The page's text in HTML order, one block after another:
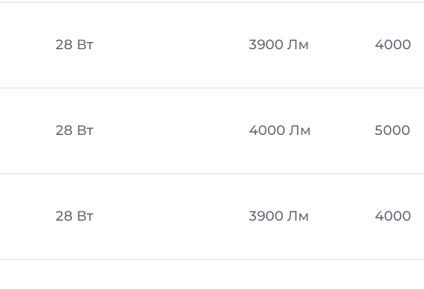
28 Вт 3900 Лм 4000
28 Вт 4000 Лм 5000
28 Вт 3900 Лм 4000